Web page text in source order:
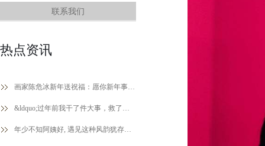
联系我们
热点资讯
画家陈危冰新年送祝福：愿你新年事业有成步步高，财源广进福气绕
&ldquo;过年前我干了件大事，救了别人一条命！&rdquo;
年少不知阿姨好, 遇见这种风韵犹存的阿姨至少可以少奋斗20年